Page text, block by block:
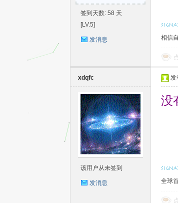
签到天数: 58 天
[LV.5]
发消息 相信
xdqfc
该用户从未签到
发消息
发
没
全球